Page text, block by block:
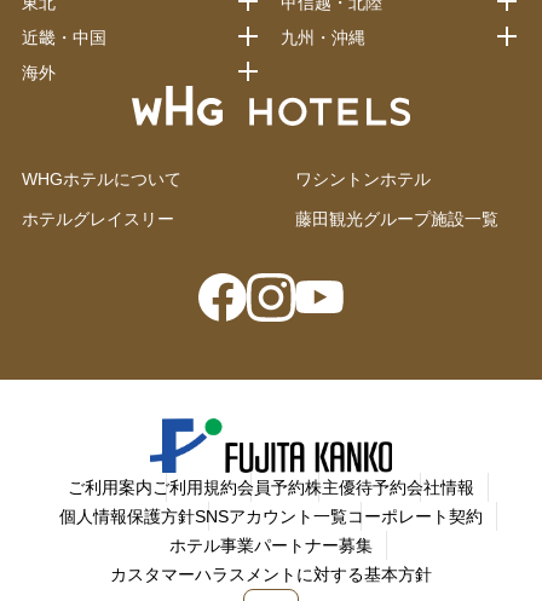
WHGホテルについて ワシントンホテル
ホテルグレイスリー 藤田観光グループ施設一覧
近畿・中国
九州・沖縄
海外
ご利用案内ご利用規約会員予約株主優待予約会社情報
個人情報保護方針SNSアカウント一覧コーポレート契約
ホテル事業パートナー募集
カスタマーハラスメントに対する基本方針